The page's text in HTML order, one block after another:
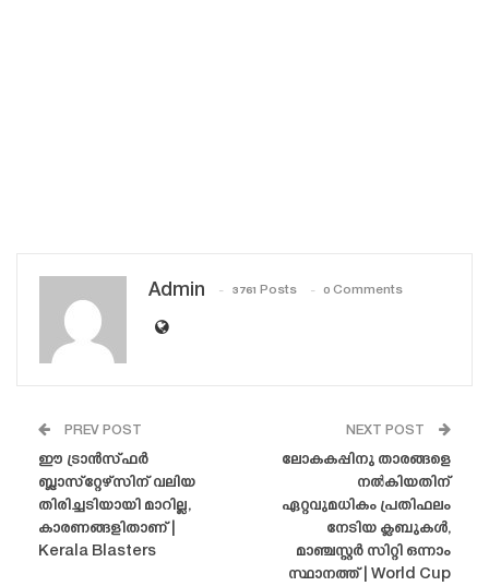
Admin 3761 Posts 0 Comments
PREV POST
ഈ ട്രാൻസ്‌ഫർ
ബ്ലാസ്‌റ്റേഴ്‌സിന് വലിയ
തിരിച്ചടിയായി മാറില്ല,
കാരണങ്ങളിതാണ് |
Kerala Blasters
NEXT POST
ലോകകപ്പിനു താരങ്ങളെ
നൽകിയതിന്
ഏറ്റവുമധികം പ്രതിഫലം
നേടിയ ക്ലബുകൾ,
മാഞ്ചസ്റ്റർ സിറ്റി ഒന്നാം
സ്ഥാനത്ത് | World Cup